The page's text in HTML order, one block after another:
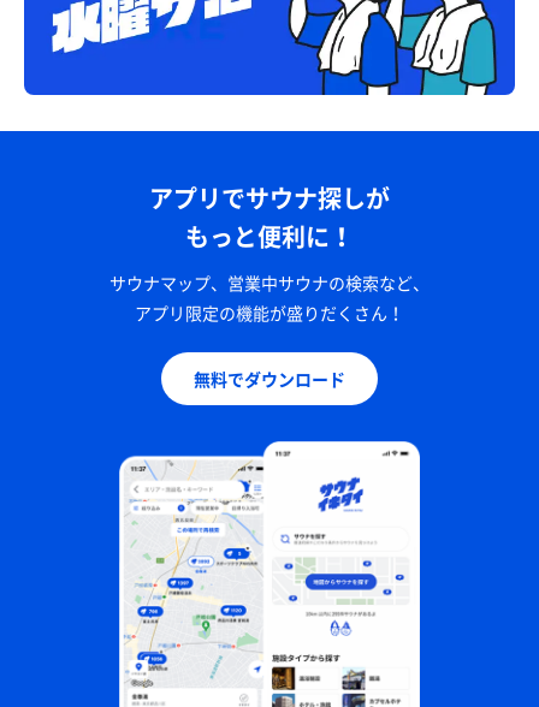
アプリでサウナ探しが
もっと便利に！
サウナマップ、営業中サウナの検索など、
アプリ限定の機能が盛りだくさん！
無料でダウンロード